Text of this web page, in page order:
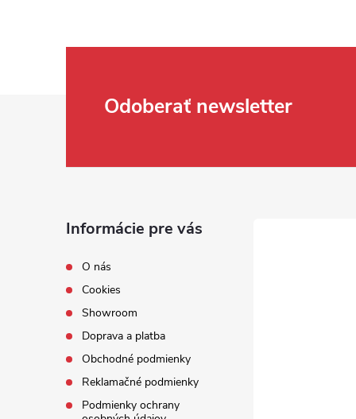
Odoberať newsletter
Informácie pre vás
O nás
Cookies
Showroom
Doprava a platba
Obchodné podmienky
Reklamačné podmienky
Podmienky ochrany